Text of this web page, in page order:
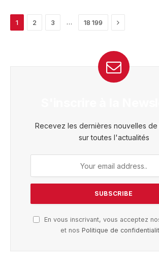
1 2 3 … 18 199 Next
Recevez les dernières nouvelles de
sur toutes l'actualités
En vous inscrivant, vous acceptez
et nos Politique de